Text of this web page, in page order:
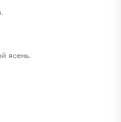
ясень.